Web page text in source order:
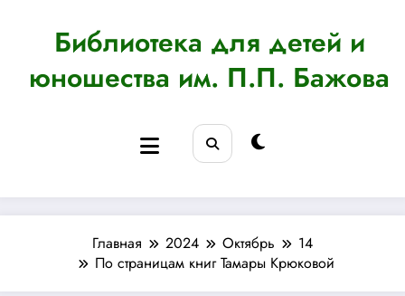
содержимомуБиблиотека для детей и
юношества им. П.П. Бажова
Главная 2024 Октябрь
14
По страницам книг Тамары Крюковой